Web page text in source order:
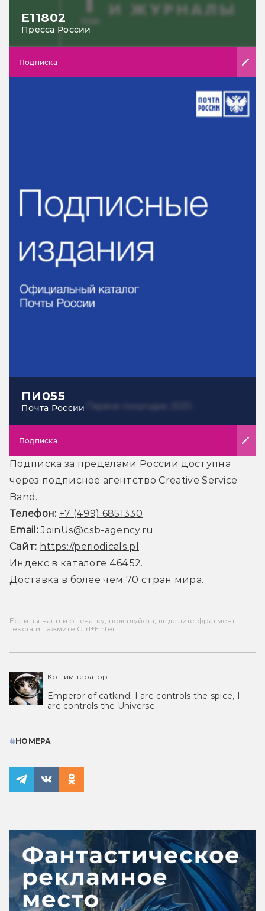
Е11802
Пресса России
Подписка
ПИ055
Почта России
Подписка
Подписка за пределами России доступна
через подписное агентство Creative Service
Band.
Телефон: +7 (499) 6851330
Email: JoinUs@csb-agency.ru
Сайт: https://periodicals.pl
Индекс в каталоге 46452.
Доставка в более чем 70 стран мира.
Если вы нашли опечатку, пожалуйста, выделите фрагмент
текста и нажмите Ctrl+Enter.
Кот-император
Emperor of catkind. I are controls the spice, I
are controls the Universe.
#НОМЕРА